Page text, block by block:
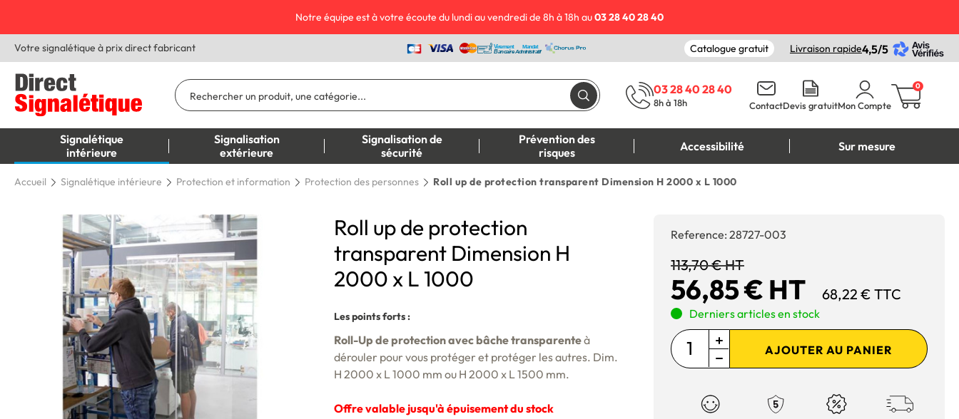
Notre équipe est à votre écoute du lundi au vendredi de 8h à 18h au03 28 40 28 40
Votre signalétique à prix direct fabricant Catalogue gratuit Livraison rapide4,5/5
03 28 40 28 40
8h à 18h ContactDevis gratuitMon Compte
0
Signalétique
intérieure
Signalisation
extérieure
Signalisation de
sécurité
Prévention des
risques
Accessibilité Sur mesure
Accueil Signalétique intérieure Protection et information Protection des personnes Roll up de protection transparent Dimension H 2000 x L 1000
Roll up de protection
transparent Dimension H
2000 x L 1000
Les points forts :
Roll-Up de protection avec bâche transparenteà
dérouler pour vous protéger et protéger les autres. Dim.
H 2000 x L 1000 mm ou H 2000 x L 1500 mm.
Offre valable jusqu'à épuisement du stock
Reference: 28727-003
113,70 € HT
56,85 € HT 68,22 € TTC
Derniers articles en stock
AJOUTER AU PANIER